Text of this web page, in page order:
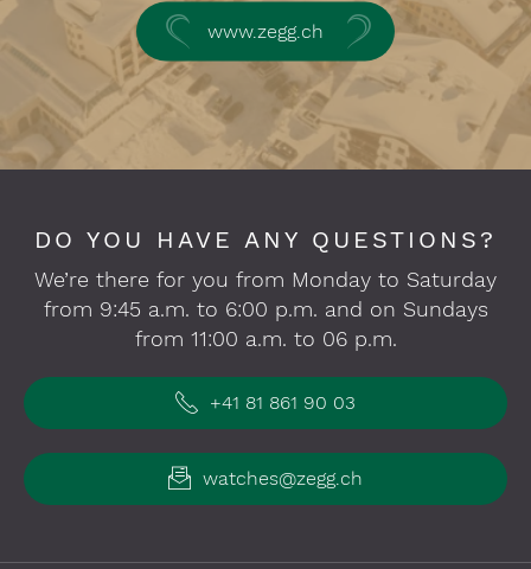
www.zegg.ch
DO YOU HAVE ANY QUESTIONS?
We’re there for you from Monday to Saturday
from 9:45 a.m. to 6:00 p.m. and on Sundays
from 11:00 a.m. to 06 p.m.
+41 81 861 90 03
watches@zegg.ch